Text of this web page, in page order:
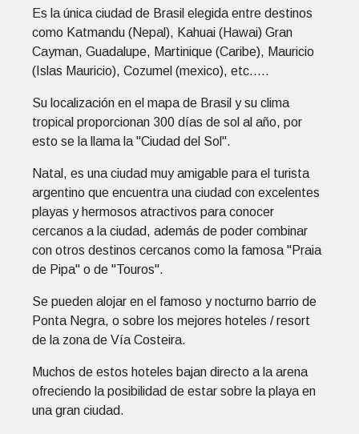
Es la única ciudad de Brasil elegida entre destinos
como Katmandu (Nepal), Kahuai (Hawai) Gran
Cayman, Guadalupe, Martinique (Caribe), Mauricio
(Islas Mauricio), Cozumel (mexico), etc.....
Su localización en el mapa de Brasil y su clima
tropical proporcionan 300 días de sol al año, por
esto se la llama la "Ciudad del Sol".
Natal, es una ciudad muy amigable para el turista
argentino que encuentra una ciudad con excelentes
playas y hermosos atractivos para conocer
cercanos a la ciudad, además de poder combinar
con otros destinos cercanos como la famosa "Praia
de Pipa" o de "Touros".
Se pueden alojar en el famoso y nocturno barrio de
Ponta Negra, o sobre los mejores hoteles / resort
de la zona de Vía Costeira.
Muchos de estos hoteles bajan directo a la arena
ofreciendo la posibilidad de estar sobre la playa en
una gran ciudad.